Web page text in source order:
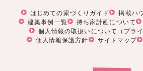
はじめての家づくりガイド
掲載ハ
建築事例一覧
持ち家計画について
個人情報の取扱いについて（プラ
個人情報保護方針
サイトマップ